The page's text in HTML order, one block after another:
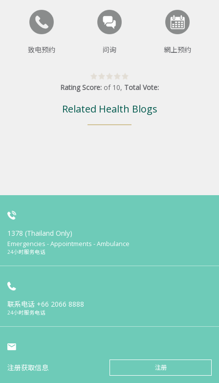
致电预约 问询 網上预约
Rating Score: of 10, Total Vote:
Related Health Blogs
1378 (Thailand Only)
Emergencies - Appointments - Ambulance
24小时服务电话
联系电话 +66 2066 8888
24小时服务电话
注册获取信息 注册